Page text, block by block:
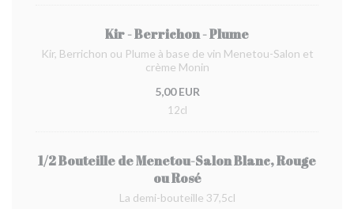
Kir - Berrichon - Plume
Kir, Berrichon ou Plume à base de vin Menetou-Salon et
crème Monin
5,00 EUR
12cl
1/2 Bouteille de Menetou-Salon Blanc, Rouge
ou Rosé
La demi-bouteille 37,5cl